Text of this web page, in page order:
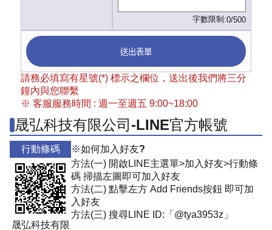
字數限制:0/500
送出表單
請務必填寫有星號(*) 標示之欄位，送出後我們將三分
鐘內與您聯繫
※ 客服服務時間 : 週一至週五 9:00~18:00
晟弘科技有限公司-LINE官方帳號
行動條碼
晟弘科技有限
※如何加入好友?
方法(一) 開啟LINE主選單>加入好友>行動條
碼 掃描左圖即可加入好友
方法(二) 點擊左方 Add Friends按鈕 即可加
入好友
方法(三) 搜尋LINE ID:「@tya3953z」